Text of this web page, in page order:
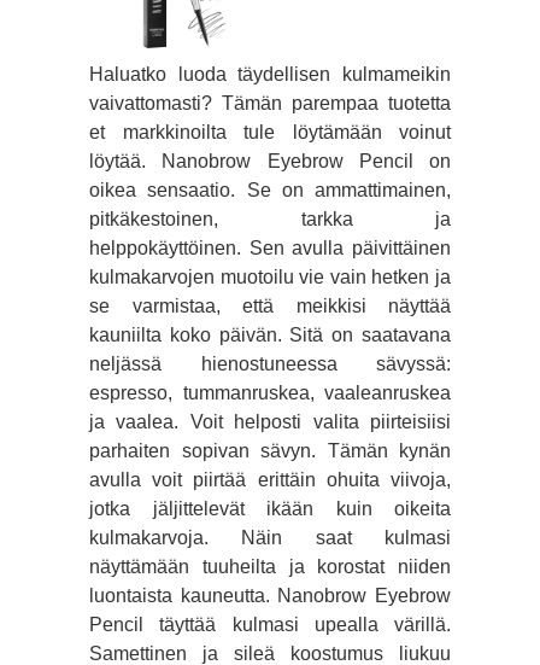
Haluatko luoda täydellisen kulmameikin
vaivattomasti? Tämän parempaa tuotetta
et markkinoilta tule löytämään voinut
löytää. Nanobrow Eyebrow Pencil on
oikea sensaatio. Se on ammattimainen,
pitkäkestoinen, tarkka ja
helppokäyttöinen. Sen avulla päivittäinen
kulmakarvojen muotoilu vie vain hetken ja
se varmistaa, että meikkisi näyttää
kauniilta koko päivän. Sitä on saatavana
neljässä hienostuneessa sävyssä:
espresso, tummanruskea, vaaleanruskea
ja vaalea. Voit helposti valita piirteisiisi
parhaiten sopivan sävyn. Tämän kynän
avulla voit piirtää erittäin ohuita viivoja,
jotka jäljittelevät ikään kuin oikeita
kulmakarvoja. Näin saat kulmasi
näyttämään tuuheilta ja korostat niiden
luontaista kauneutta. Nanobrow Eyebrow
Pencil täyttää kulmasi upealla värillä.
Samettinen ja sileä koostumus liukuu